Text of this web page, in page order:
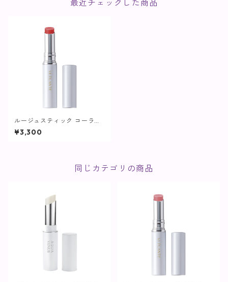
最近チェックした商品
ルージュスティック コーラル
レッド【ヴィプランツ】
¥3,300
同じカテゴリの商品